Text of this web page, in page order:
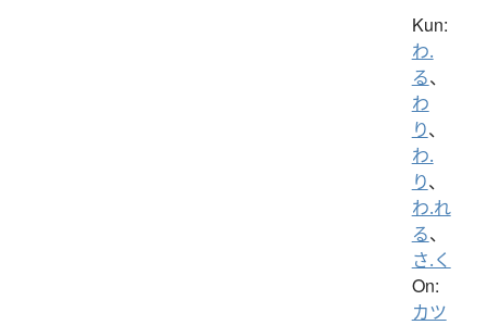
Kun:
わ.
る、
わ
り、
わ.
り、
わ.れ
る、
さ.く
On:
カツ